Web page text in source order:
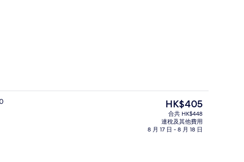
雪櫃、公共區域設有微波爐
現
價
HK$405
HK$405
合共 HK$448
連稅及其他費用
8 月 17 日 - 8 月 18 日